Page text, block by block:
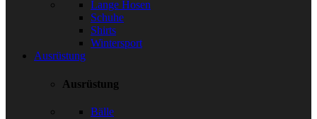
Lange Hosen
Schuhe
Shirts
Wintersport
Ausrüstung
Ausrüstung
Bälle